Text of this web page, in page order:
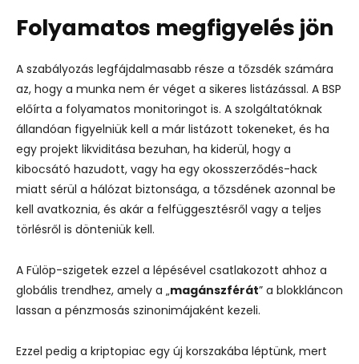
Folyamatos megfigyelés jön
A szabályozás legfájdalmasabb része a tőzsdék számára
az, hogy a munka nem ér véget a sikeres listázással. A BSP
előírta a folyamatos monitoringot is. A szolgáltatóknak
állandóan figyelniük kell a már listázott tokeneket, és ha
egy projekt likviditása bezuhan, ha kiderül, hogy a
kibocsátó hazudott, vagy ha egy okosszerződés-hack
miatt sérül a hálózat biztonsága, a tőzsdének azonnal be
kell avatkoznia, és akár a felfüggesztésről vagy a teljes
törlésről is dönteniük kell.
A Fülöp-szigetek ezzel a lépésével csatlakozott ahhoz a
globális trendhez, amely a „magánszférát” a blokkláncon
lassan a pénzmosás szinonimájaként kezeli.
Ezzel pedig a kriptopiac egy új korszakába léptünk, mert